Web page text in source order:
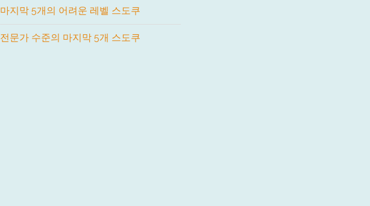
마지막 5개의 어려운 레벨 스도쿠
전문가 수준의 마지막 5개 스도쿠